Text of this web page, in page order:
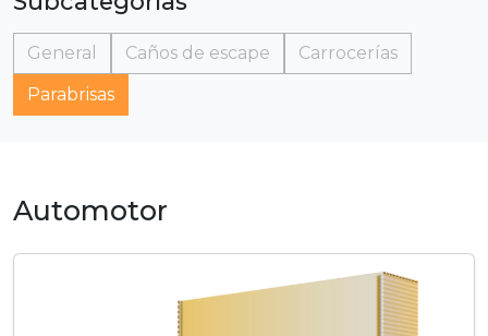
General Caños de escape
Carrocerías
Parabrisas
Automotor